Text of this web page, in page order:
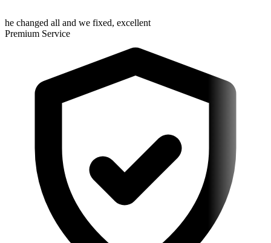
he changed all and we fixed, excellent
Premium Service